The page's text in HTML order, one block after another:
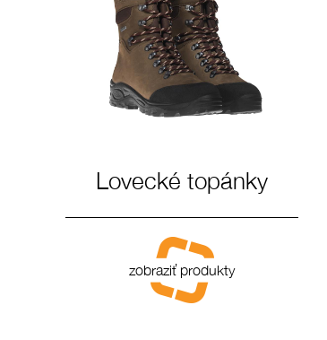
Lovecké topánky
zobraziť produkty